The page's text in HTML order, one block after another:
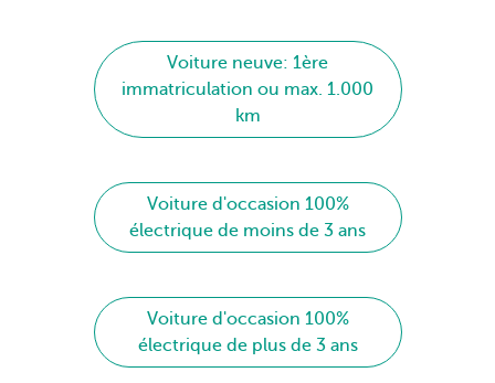
Voiture neuve: 1ère
immatriculation ou max. 1.000
km
Voiture d'occasion 100%
électrique de moins de 3 ans
Voiture d'occasion 100%
électrique de plus de 3 ans